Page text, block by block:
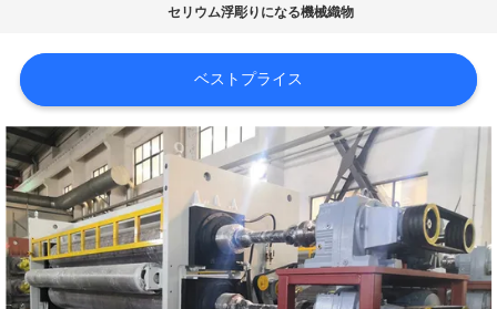
つ
い
て
工
場
セリウム浮彫りになる機械織物
ベストプライス